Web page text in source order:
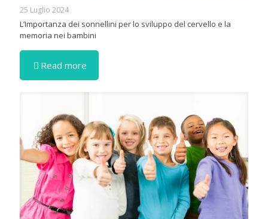
25 Luglio 2024
L’Importanza dei sonnellini per lo sviluppo del cervello e la
memoria nei bambini
Read more